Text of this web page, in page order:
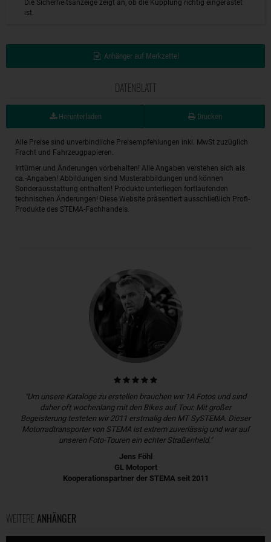
Die Sicherheitsanzeige zeigt an, ob die Kupplung richtig eingerastet
ist.
Anhänger auf Merkzettel
DATENBLATT
Herunterladen Drucken
Alle Preise sind unverbindliche Preisempfehlungen inkl. MwSt zuzüglich
Fracht und Fahrzeugpapieren.
Irrtümer und Änderungen vorbehalten! Alle Angaben verstehen sich als
ca.-Angaben! Abbildungen sind Musterabbildungen und können
Sonderausstattung enthalten! Produkte unterliegen fortlaufenden
technischen Änderungen! Diese Website präsentiert ausschließlich Profi-
Produkte des STEMA-Fachhandels.
"Um unsere Kataloge zu erstellen brauchen wir 1A Fotos und sind
daher oft wochenlang mit den Bikes auf Tour. Mit großer
Begeisterung testeten wir 2011 erstmalig den MT SySTEMA. Dieser
Motorradtransporter von STEMA ist extrem zuverlässig und war auf
unseren Foto-Touren ein echter Straßenheld."
Jens Föhl
GL Motoport
Kooperationspartner der STEMA seit 2011
WEITERE ANHÄNGER